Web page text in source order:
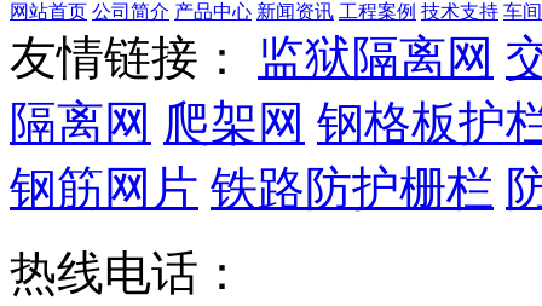
网站首页 公司简介 产品中心 新闻资讯 工程案例 技术支持 车
友情链接： 监狱隔离网
隔离网 爬架网 钢格板护
钢筋网片 铁路防护栅栏
热线电话：